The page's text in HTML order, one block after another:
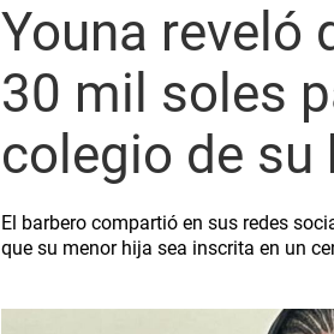
Youna reveló
30 mil soles
colegio de su
El barbero compartió en sus redes
que su menor hija sea inscrita en un